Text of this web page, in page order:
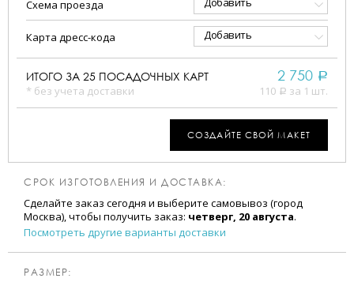
Схема проезда
Карта дресс-кода Добавить
ИТОГО ЗА 25 ПОСАДОЧНЫХ КАРТ
* без учета доставки
2 750 a
110 a за 1 шт.
СОЗДАЙТЕ СВОЙ МАКЕТ
СРОК ИЗГОТОВЛЕНИЯ И ДОСТАВКА:
Сделайте заказ сегодня и выберите самовывоз (город
Москва), чтобы получить заказ: четверг, 20 августа.
Посмотреть другие варианты доставки
РАЗМЕР: